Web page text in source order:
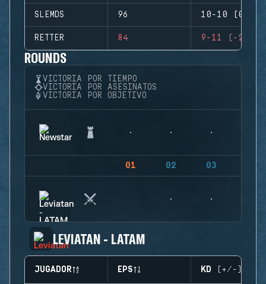
SLEMDS 96 10-10 (0)
RETTER 84 9-11 (-2)
ROUNDS
VICTORIA POR TIEMPO
VICTORIA POR ASESINATOS
VICTORIA POR OBJETIVO
01 02 03
LEVIATAN - LATAM
JUGADOR EPS KD (+/-)